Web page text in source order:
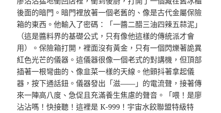
後面的暗門。暗門裡放著一個老舊的、像是古代金屬保險
箱的東西。他輸入了密碼：「一醬二醋三油四辣五蒜泥」
（這是醬料界的基礎公式，只有像他這樣的傳統派才會
用）。保險箱打開，裡面沒有黃金，只有一個閃爍著詭異
紅色光芒的儀器。這儀器很像一個老式的對講機，但頂部
插著一根彎曲的、像韭菜一樣的天線。他顫抖著拿起儀
器，按下通話鈕。儀器發出「滋——」的電流聲，接著傳
來一陣高八度、急促且充滿養生焦慮的聲音。「喂！是廖
沾沾嗎！快接聽！這裡是 K-999！宇宙水餃聯盟特級特